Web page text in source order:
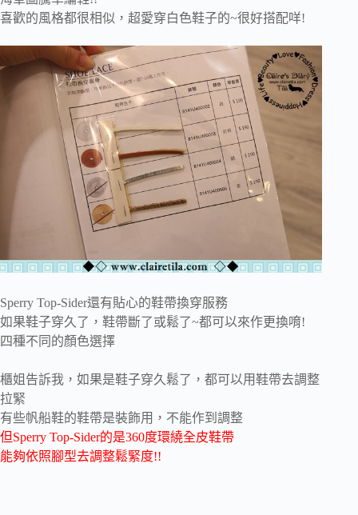
喜歡的風格都很相似，超愛穿白色鞋子的~很好搭配咩!
Sperry Top-Sider還有貼心的鞋帶換穿服務
如果鞋子穿久了，鞋帶斷了或鬆了~都可以來作更換唷!
四種不同的顏色選擇
櫃姐告訴我，如果是鞋子穿久鬆了，都可以用鞋帶去調整
拉緊
有些帆船鞋的鞋帶是裝飾用，不能作到調整
但Sperry Top-Sider的是360度環繞全皮鞋帶
能夠依照腳型去調整鬆緊度!!